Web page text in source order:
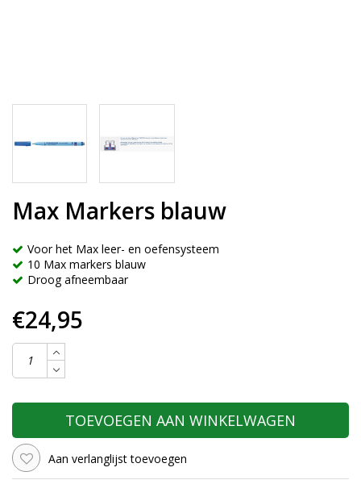
Max Markers blauw
Voor het Max leer- en oefensysteem
10 Max markers blauw
Droog afneembaar
€24,95
TOEVOEGEN AAN WINKELWAGEN
Aan verlanglijst toevoegen